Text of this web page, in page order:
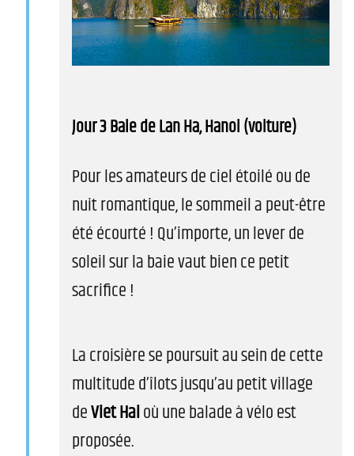
Jour 3 Baie de Lan Ha, Hanoi (voiture)
Pour les amateurs de ciel étoilé ou de
nuit romantique, le sommeil a peut-être
été écourté ! Qu’importe, un lever de
soleil sur la baie vaut bien ce petit
sacrifice !
La croisière se poursuit au sein de cette
multitude d’îlots jusqu’au petit village
deViet Haioù une balade à vélo est
proposée.